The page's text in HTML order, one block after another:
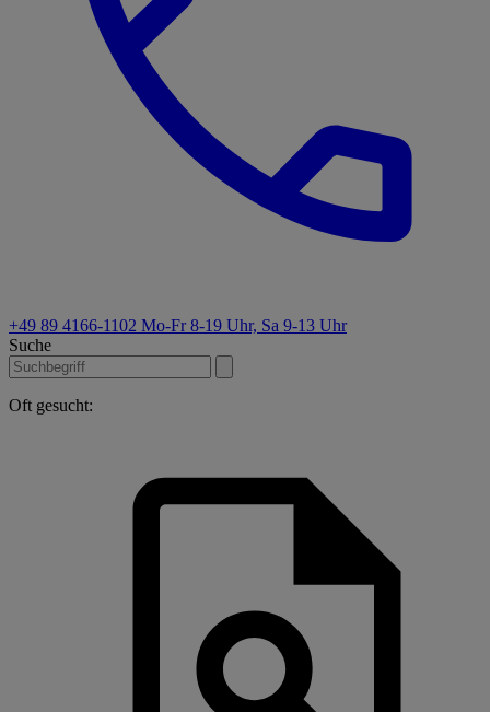
+49 89 4166-1102 Mo-Fr 8-19 Uhr, Sa 9-13 Uhr
Suche
Oft gesucht: